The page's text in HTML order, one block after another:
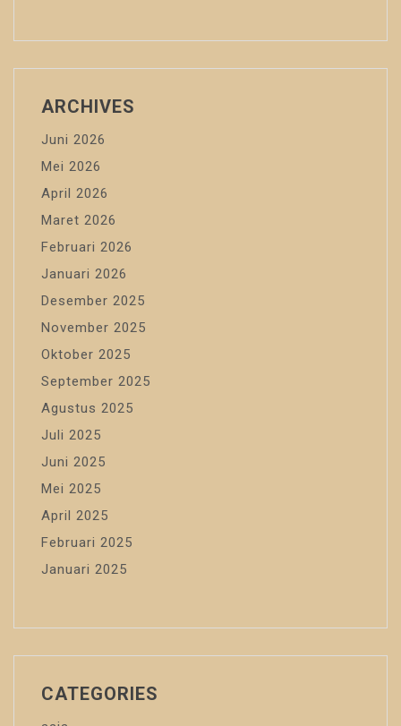
ARCHIVES
Juni 2026
Mei 2026
April 2026
Maret 2026
Februari 2026
Januari 2026
Desember 2025
November 2025
Oktober 2025
September 2025
Agustus 2025
Juli 2025
Juni 2025
Mei 2025
April 2025
Februari 2025
Januari 2025
CATEGORIES